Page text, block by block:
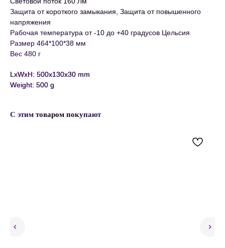
Защита от короткого замыкания, Защита от повышенного
напряжения
Рабочая температура от -10 до +40 градусов Цельсия
Размер 464*100*38 мм
Вес 480 г
LxWxH: 500x130x30 mm
Weight: 500 g
С этим товаром покупают